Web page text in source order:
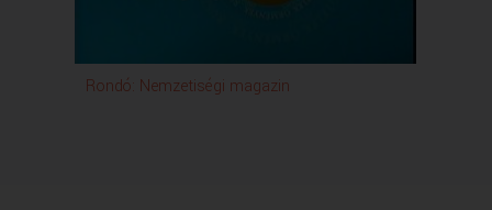
Rondó: Nemzetiségi magazin